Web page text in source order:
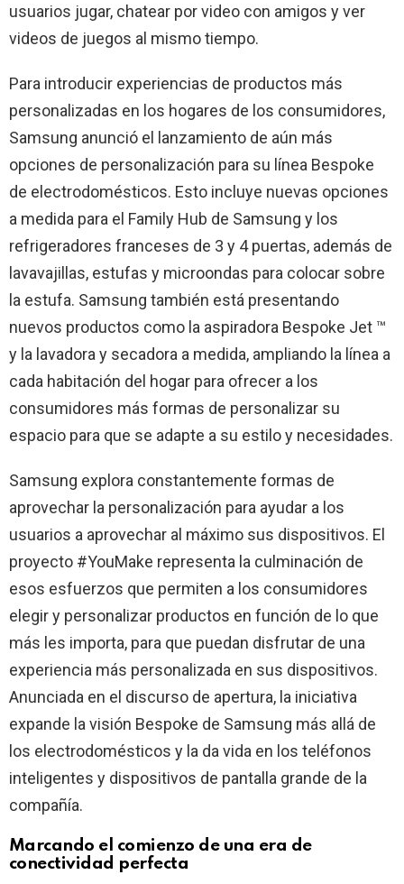
usuarios jugar, chatear por video con amigos y ver
videos de juegos al mismo tiempo.
Para introducir experiencias de productos más
personalizadas en los hogares de los consumidores,
Samsung anunció el lanzamiento de aún más
opciones de personalización para su línea Bespoke
de electrodomésticos. Esto incluye nuevas opciones
a medida para el Family Hub de Samsung y los
refrigeradores franceses de 3 y 4 puertas, además de
lavavajillas, estufas y microondas para colocar sobre
la estufa. Samsung también está presentando
nuevos productos como la aspiradora Bespoke Jet ™
y la lavadora y secadora a medida, ampliando la línea a
cada habitación del hogar para ofrecer a los
consumidores más formas de personalizar su
espacio para que se adapte a su estilo y necesidades.
Samsung explora constantemente formas de
aprovechar la personalización para ayudar a los
usuarios a aprovechar al máximo sus dispositivos. El
proyecto #YouMake representa la culminación de
esos esfuerzos que permiten a los consumidores
elegir y personalizar productos en función de lo que
más les importa, para que puedan disfrutar de una
experiencia más personalizada en sus dispositivos.
Anunciada en el discurso de apertura, la iniciativa
expande la visión Bespoke de Samsung más allá de
los electrodomésticos y la da vida en los teléfonos
inteligentes y dispositivos de pantalla grande de la
compañía.
Marcando el comienzo de una era de
conectividad perfecta